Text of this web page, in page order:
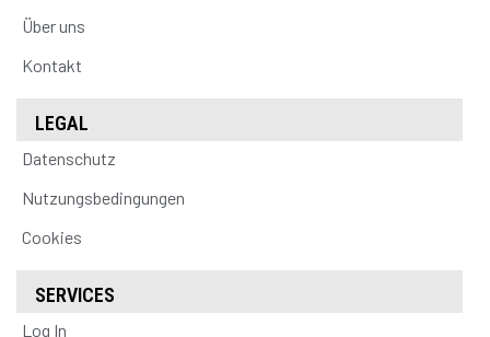
Über uns
Kontakt
LEGAL
Datenschutz
Nutzungsbedingungen
Cookies
SERVICES
Log In